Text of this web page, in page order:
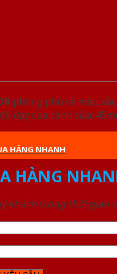
phong phú về màu
dày của cánh cửa:
HÀNG NHANH
HÀNG
khách trong thời gian